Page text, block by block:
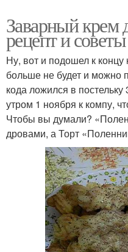
Заварный крем
рецепт и советы
Ну, вот и подошел к
больше не будет и можно
кода ложился в
утром 1 ноября к компу,
Чтобы вы думали?
дровами, а Торт